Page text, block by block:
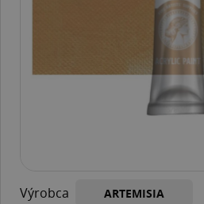
Výrobca ARTEMISIA